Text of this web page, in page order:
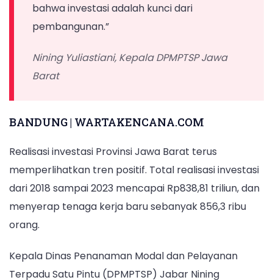
bahwa investasi adalah kunci dari
pembangunan.”
Nining Yuliastiani, Kepala DPMPTSP Jawa
Barat
BANDUNG | WARTAKENCANA.COM
Realisasi investasi Provinsi Jawa Barat terus
memperlihatkan tren positif. Total realisasi investasi
dari 2018 sampai 2023 mencapai Rp838,81 triliun, dan
menyerap tenaga kerja baru sebanyak 856,3 ribu
orang.
Kepala Dinas Penanaman Modal dan Pelayanan
Terpadu Satu Pintu (DPMPTSP) Jabar Nining